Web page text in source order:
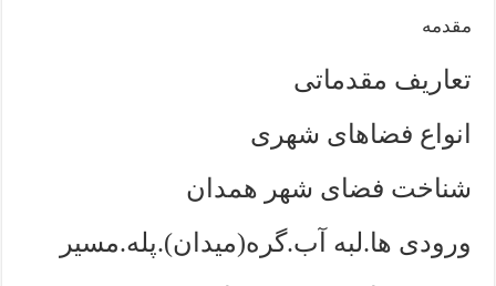
مقدمه
تعاریف مقدماتی
انواع فضاهای شهری
شناخت فضای شهر همدان
ورودی ها.لبه آب.گره(میدان).پله.مسیر